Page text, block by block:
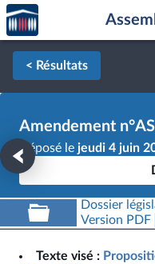
Aller au contenu
Aller en bas de la page
Accèder
à la
page
d'accueil
< Résultats
Amendement
Déposé le jeudi 4 juin
Dossier
Version PDF
Texte visé :